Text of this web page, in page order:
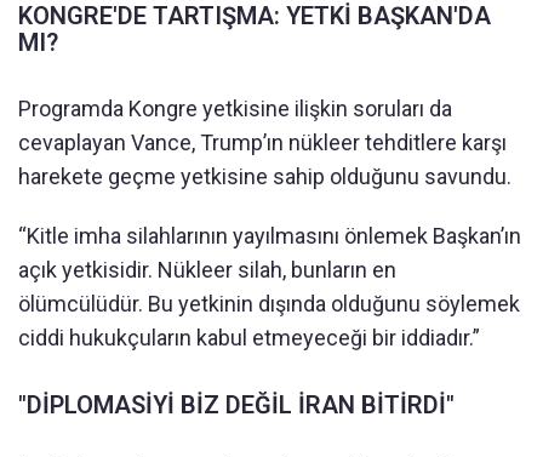
KONGRE'DE TARTIŞMA: YETKİ BAŞKAN'DA
MI?
Programda Kongre yetkisine ilişkin soruları da
cevaplayan Vance, Trump’ın nükleer tehditlere karşı
harekete geçme yetkisine sahip olduğunu savundu.
“Kitle imha silahlarının yayılmasını önlemek Başkan’ın
açık yetkisidir. Nükleer silah, bunların en
ölümcülüdür. Bu yetkinin dışında olduğunu söylemek
ciddi hukukçuların kabul etmeyeceği bir iddiadır.”
"DİPLOMASİYİ BİZ DEĞİL İRAN BİTİRDİ"